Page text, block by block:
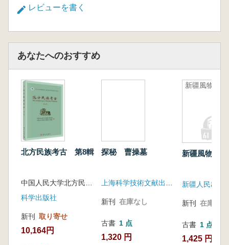
レビューを書く
あなたへのおすすめ
北方民族考古 第8輯
科学出版社
新刊 取り寄せ
10,164円
探秘 曹操墓
新刊 在庫なし
古書 1 点
1,320 円
新疆風物志
新疆風物志
新疆人民出版
新刊 在庫なし
古書 1 点
1,425 円